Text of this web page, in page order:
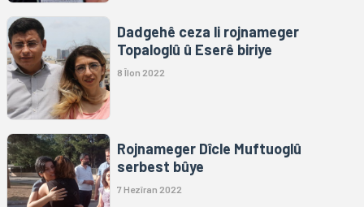
Dadgehê ceza li rojnameger
Topaloglû û Eserê biriye
8 Îlon 2022
Rojnameger Dîcle Muftuoglû
serbest bûye
7 Hezîran 2022